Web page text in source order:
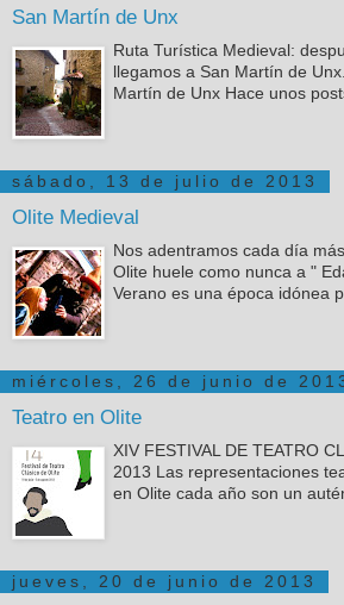
San Martín de Unx
Ruta Turística Medieval:
llegamos a San Martín de
Martín de Unx Hace unos
sábado, 13 de julio de 2013
Olite Medieval
Nos adentramos cada día
Olite huele como nunca a "
Verano es una época idónea
miércoles, 26 de junio de
Teatro en Olite
XIV FESTIVAL DE TEATRO
2013 Las representaciones
en Olite cada año son un
jueves, 20 de junio de 2013